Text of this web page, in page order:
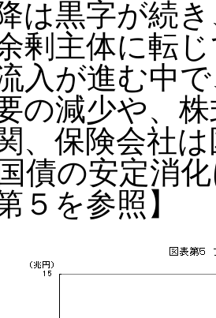
は黒字が続
剰主体に転
入が進む中
の減少や、
、保険会社
債の安定消
５を参照】